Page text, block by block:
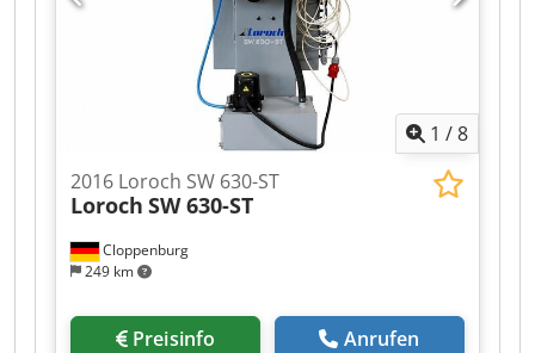
1 /8
Cloppenburg
249 km
2016 Loroch SW 630-ST
Loroch SW 630-ST
Preisinfo Anrufen